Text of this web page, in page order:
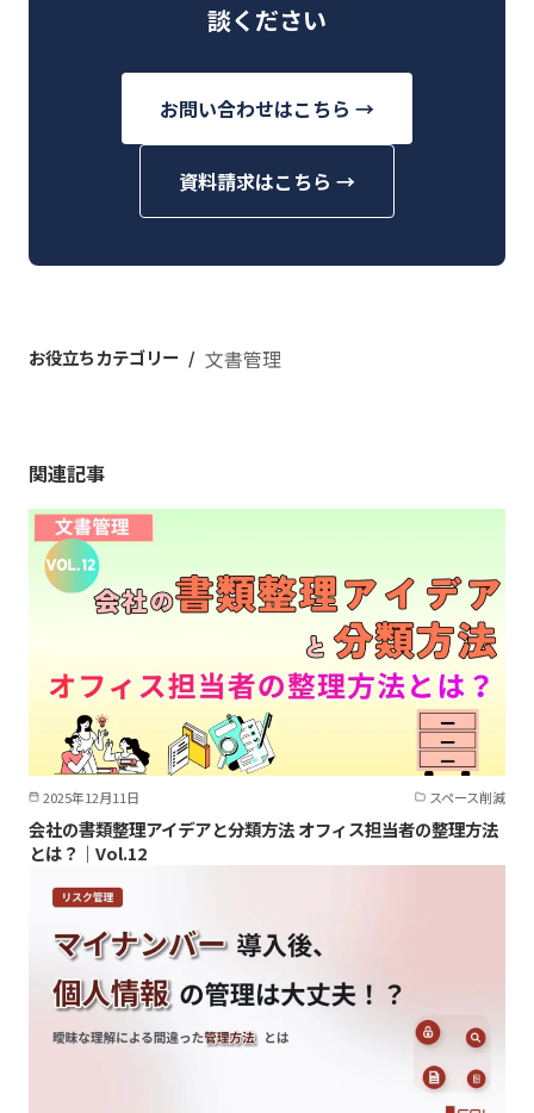
談ください
お問い合わせはこちら →
資料請求はこちら →
お役立ちカテゴリー 文書管理
関連記事
2025年12月11日 スペース削減
会社の書類整理アイデアと分類方法 オフィス担当者の整理方法
とは？｜Vol.12